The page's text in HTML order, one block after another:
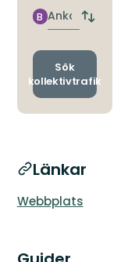
Ankomst
B
Byt
och
Sök
kollektivtrafik
Länkar
Webbplats